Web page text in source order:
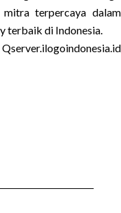
mitra terpercaya dalam
terbaik di Indonesia.